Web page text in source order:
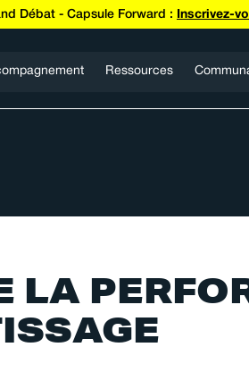
Débat - Capsule Forward : Inscrivez-
Ressources
LA